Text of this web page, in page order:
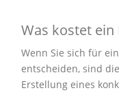
Was kostet ein
Wenn Sie sich für
entscheiden, sind
Erstellung eines